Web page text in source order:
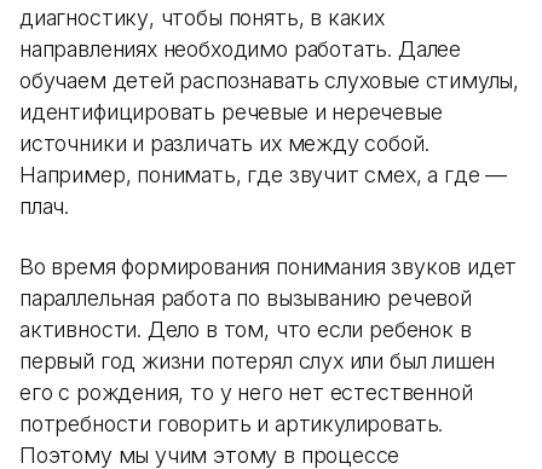
диагностику, чтобы понять, в каких
направлениях необходимо работать. Далее
обучаем детей распознавать слуховые стимулы,
идентифицировать речевые и неречевые
источники и различать их между собой.
Например, понимать, где звучит смех, а где —
плач.
Во время формирования понимания звуков идет
параллельная работа по вызыванию речевой
активности. Дело в том, что если ребенок в
первый год жизни потерял слух или был лишен
его с рождения, то у него нет естественной
потребности говорить и артикулировать.
Поэтому мы учим этому в процессе